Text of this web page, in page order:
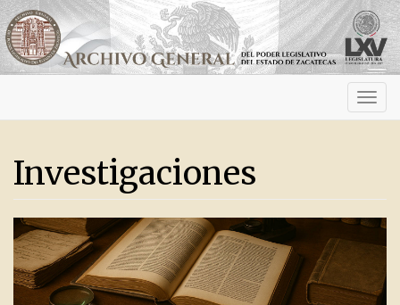
Investigaciones